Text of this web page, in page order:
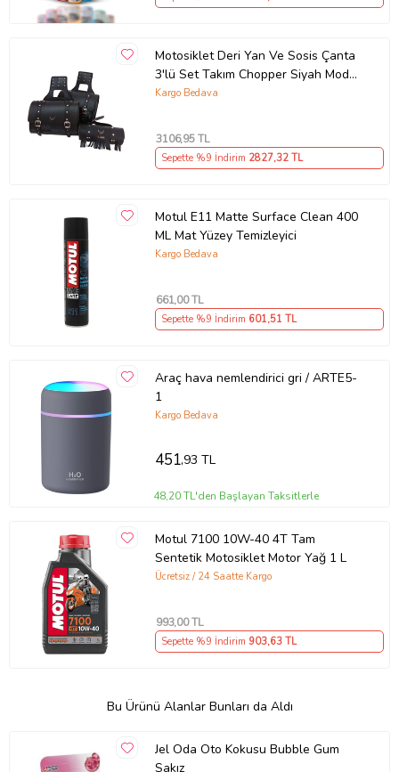
Motosiklet Deri Yan Ve Sosis Çanta
3'lü Set Takım Chopper Siyah Model
Motor Çantası
Kargo Bedava
3106,95 TL
Sepette %9 İndirim 2827,32 TL
Motul E11 Matte Surface Clean 400
ML Mat Yüzey Temizleyici
Kargo Bedava
661,00 TL
Sepette %9 İndirim 601,51 TL
Araç hava nemlendirici gri / ARTE5-
1
Kargo Bedava
451,93 TL
48,20 TL'den Başlayan Taksitlerle
Motul 7100 10W-40 4T Tam
Sentetik Motosiklet Motor Yağ 1 L
Ücretsiz / 24 Saatte Kargo
993,00 TL
Sepette %9 İndirim 903,63 TL
Bu Ürünü Alanlar Bunları da Aldı
Jel Oda Oto Kokusu Bubble Gum
Sakız